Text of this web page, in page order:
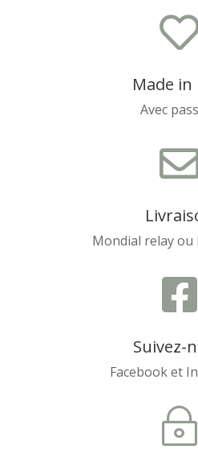
Made in
Avec
Mondial relay ou

Suivez-
Facebook et
~